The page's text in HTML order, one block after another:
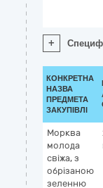
+
КОНКРЕТНА
НАЗВА
ПРЕДМЕТА
ЗАКУПІВЛІ
Морква
молода
свіжа, з
обрізаною
зеленню